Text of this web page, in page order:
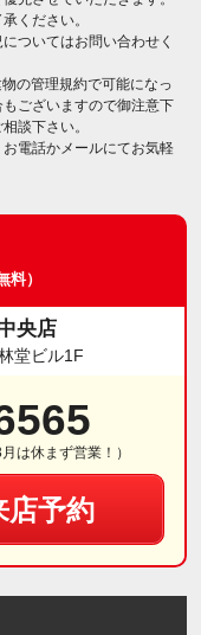
ください。
ついてはお問い合わせく
の管理規約で可能になっ
ございますので御注意下
談下さい。
電話かメールにてお気軽
料）
央店
堂ビル1F
は休まず営業！）
店予約